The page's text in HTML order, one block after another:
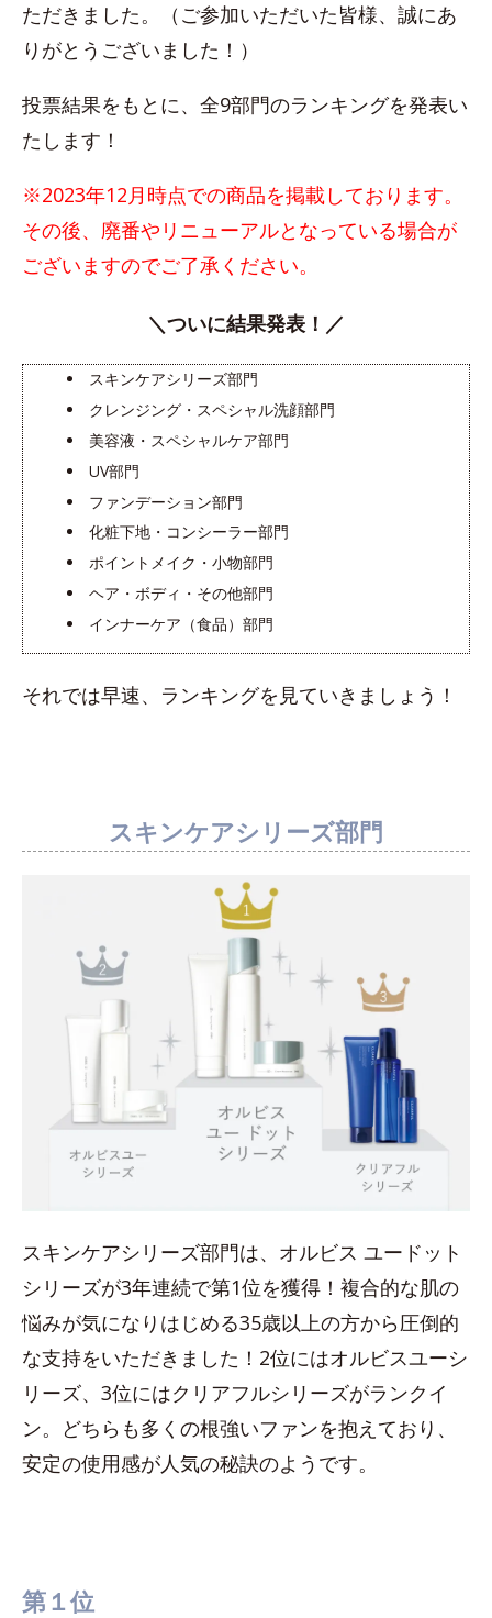
ただきました。（ご参加いただいた皆様、誠にあ
りがとうございました！）
投票結果をもとに、全9部門のランキングを発表い
たします！
※2023年12月時点での商品を掲載しております。
その後、廃番やリニューアルとなっている場合が
ございますのでご了承ください。
＼ついに結果発表！／
スキンケアシリーズ部門
クレンジング・スペシャル洗顔部門
美容液・スペシャルケア部門
UV部門
ファンデーション部門
化粧下地・コンシーラー部門
ポイントメイク・小物部門
ヘア・ボディ・その他部門
インナーケア（食品）部門
それでは早速、ランキングを見ていきましょう！
スキンケアシリーズ部門
スキンケアシリーズ部門は、オルビス ユードット
シリーズが3年連続で第1位を獲得！複合的な肌の
悩みが気になりはじめる35歳以上の方から圧倒的
な支持をいただきました！2位にはオルビスユーシ
リーズ、3位にはクリアフルシリーズがランクイ
ン。どちらも多くの根強いファンを抱えており、
安定の使用感が人気の秘訣のようです。
第１位